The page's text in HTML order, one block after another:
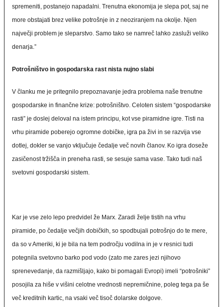
spremeniti, postanejo napadalni. Trenutna ekonomija je slepa pot, saj ne
more obstajati brez velike potrošnje in z neoziranjem na okolje. Njen
največji problem je sleparstvo. Samo tako se namreč lahko zasluži veliko
denarja.”
Potrošništvo in gospodarska rast nista nujno slabi
V članku me je pritegnilo prepoznavanje jedra problema naše trenutne
gospodarske in finančne krize: potrošništvo. Celoten sistem “gospodarske
rasti” je doslej deloval na istem principu, kot vse piramidne igre. Tisti na
vrhu piramide poberejo ogromne dobičke, igra pa živi in se razvija vse
dotlej, dokler se vanjo vključuje čedalje več novih članov. Ko igra doseže
zasičenost tržišča in preneha rasti, se sesuje sama vase. Tako tudi naš
svetovni gospodarski sistem.
Kar je vse zelo lepo predvidel že Marx. Zaradi želje tistih na vrhu
piramide, po čedalje večjih dobičkih, so spodbujali potrošnjo do te mere,
da so v Ameriki, ki je bila na tem področju vodilna in je v resnici tudi
potegnila svetovno barko pod vodo (zato me zares jezi njihovo
sprenevedanje, da razmišljajo, kako bi pomagali Evropi) imeli “potrošniki”
posojila za hiše v višini celotne vrednosti nepremičnine, poleg tega pa še
več kreditnih kartic, na vsaki več tisoč dolarske dolgove.